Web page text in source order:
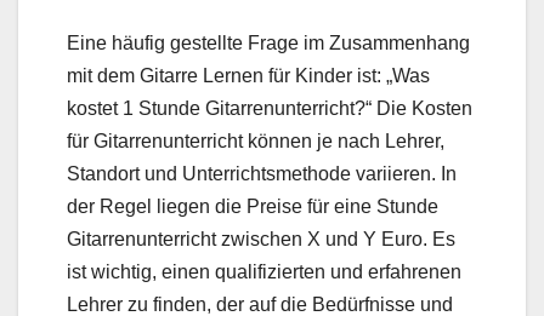
Eine häufig gestellte Frage im Zusammenhang
mit dem Gitarre Lernen für Kinder ist: „Was
kostet 1 Stunde Gitarrenunterricht?“ Die Kosten
für Gitarrenunterricht können je nach Lehrer,
Standort und Unterrichtsmethode variieren. In
der Regel liegen die Preise für eine Stunde
Gitarrenunterricht zwischen X und Y Euro. Es
ist wichtig, einen qualifizierten und erfahrenen
Lehrer zu finden, der auf die Bedürfnisse und